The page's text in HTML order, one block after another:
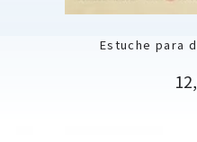
Estuche para